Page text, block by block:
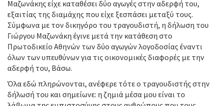
Μαζωνάκης είχε καταθέσει δύο αγωγές στην αδερφή του,
εξαιτίας της διαμάχης που είχε ξεσπάσει μεταξύ τους.
Σύμφωνα με τον δικηγόρο του τραγουδιστή, η δήλωση του
Γιώργου Μαζωνάκη έγινε μετά την κατάθεση στο
Πρωτοδικείο Αθηνών των δύο αγωγών λογοδοσίας έναντι
όλων των υπευθύνων για τις οικονομικές διαφορές με την
αδερφή του, Βάσω.
Όλα εδώ πληρώνονται, ανέφερε τότε ο τραγουδιστής στην
δήλωσή του και σημείωνε: η ζημιά μέσα μου είναι το